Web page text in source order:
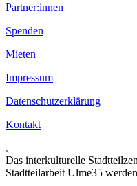
Partner:innen
Spenden
Mieten
Impressum
Datenschutzerklärung
Kontakt
.
Das interkulturelle
Stadtteilarbeit Ulme35